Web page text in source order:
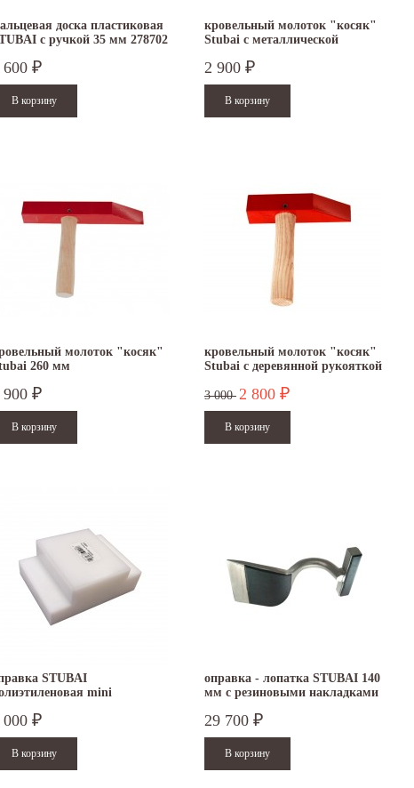
работы офисов в новогодние
2025 - 2026 г.: г. Москва: 29, 30
30 апреля - работаем в обычном режиме с
01 по 04 мая - выходные дни с 05 по 07 мая
доска пластиковая
с ручкой 35 мм 278702
600 ₽
кровельный молоток "косяк"
Stubai с металлической
2 900 ₽
молоток "косяк"
260 мм
900 ₽
кровельный молоток "косяк"
Stubai с деревянной рукояткой
3 000 2 800 ₽
STUBAI
mini
000 ₽
оправка - лопатка STUBAI 140
мм с резиновыми накладками
29 700 ₽